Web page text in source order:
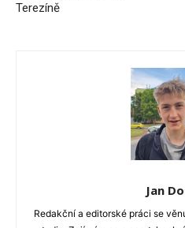
Terezíně
Jan
Redakční a editorské práci se